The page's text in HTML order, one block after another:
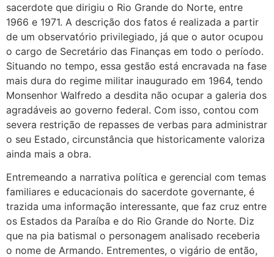
sacerdote que dirigiu o Rio Grande do Norte, entre
1966 e 1971. A descrição dos fatos é realizada a partir
de um observatório privilegiado, já que o autor ocupou
o cargo de Secretário das Finanças em todo o período.
Situando no tempo, essa gestão está encravada na fase
mais dura do regime militar inaugurado em 1964, tendo
Monsenhor Walfredo a desdita não ocupar a galeria dos
agradáveis ao governo federal. Com isso, contou com
severa restrição de repasses de verbas para administrar
o seu Estado, circunstância que historicamente valoriza
ainda mais a obra.
Entremeando a narrativa política e gerencial com temas
familiares e educacionais do sacerdote governante, é
trazida uma informação interessante, que faz cruz entre
os Estados da Paraíba e do Rio Grande do Norte. Diz
que na pia batismal o personagem analisado receberia
o nome de Armando. Entrementes, o vigário de então,